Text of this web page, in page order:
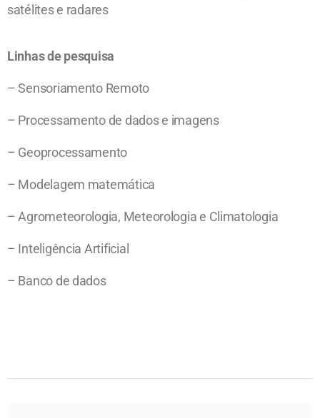
satélites e radares
Linhas de pesquisa
– Sensoriamento Remoto
– Processamento de dados e imagens
– Geoprocessamento
– Modelagem matemática
– Agrometeorologia, Meteorologia e Climatologia
– Inteligência Artificial
– Banco de dados